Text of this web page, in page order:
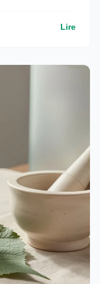
Lire